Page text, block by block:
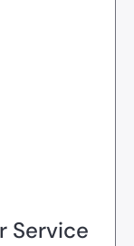
Service